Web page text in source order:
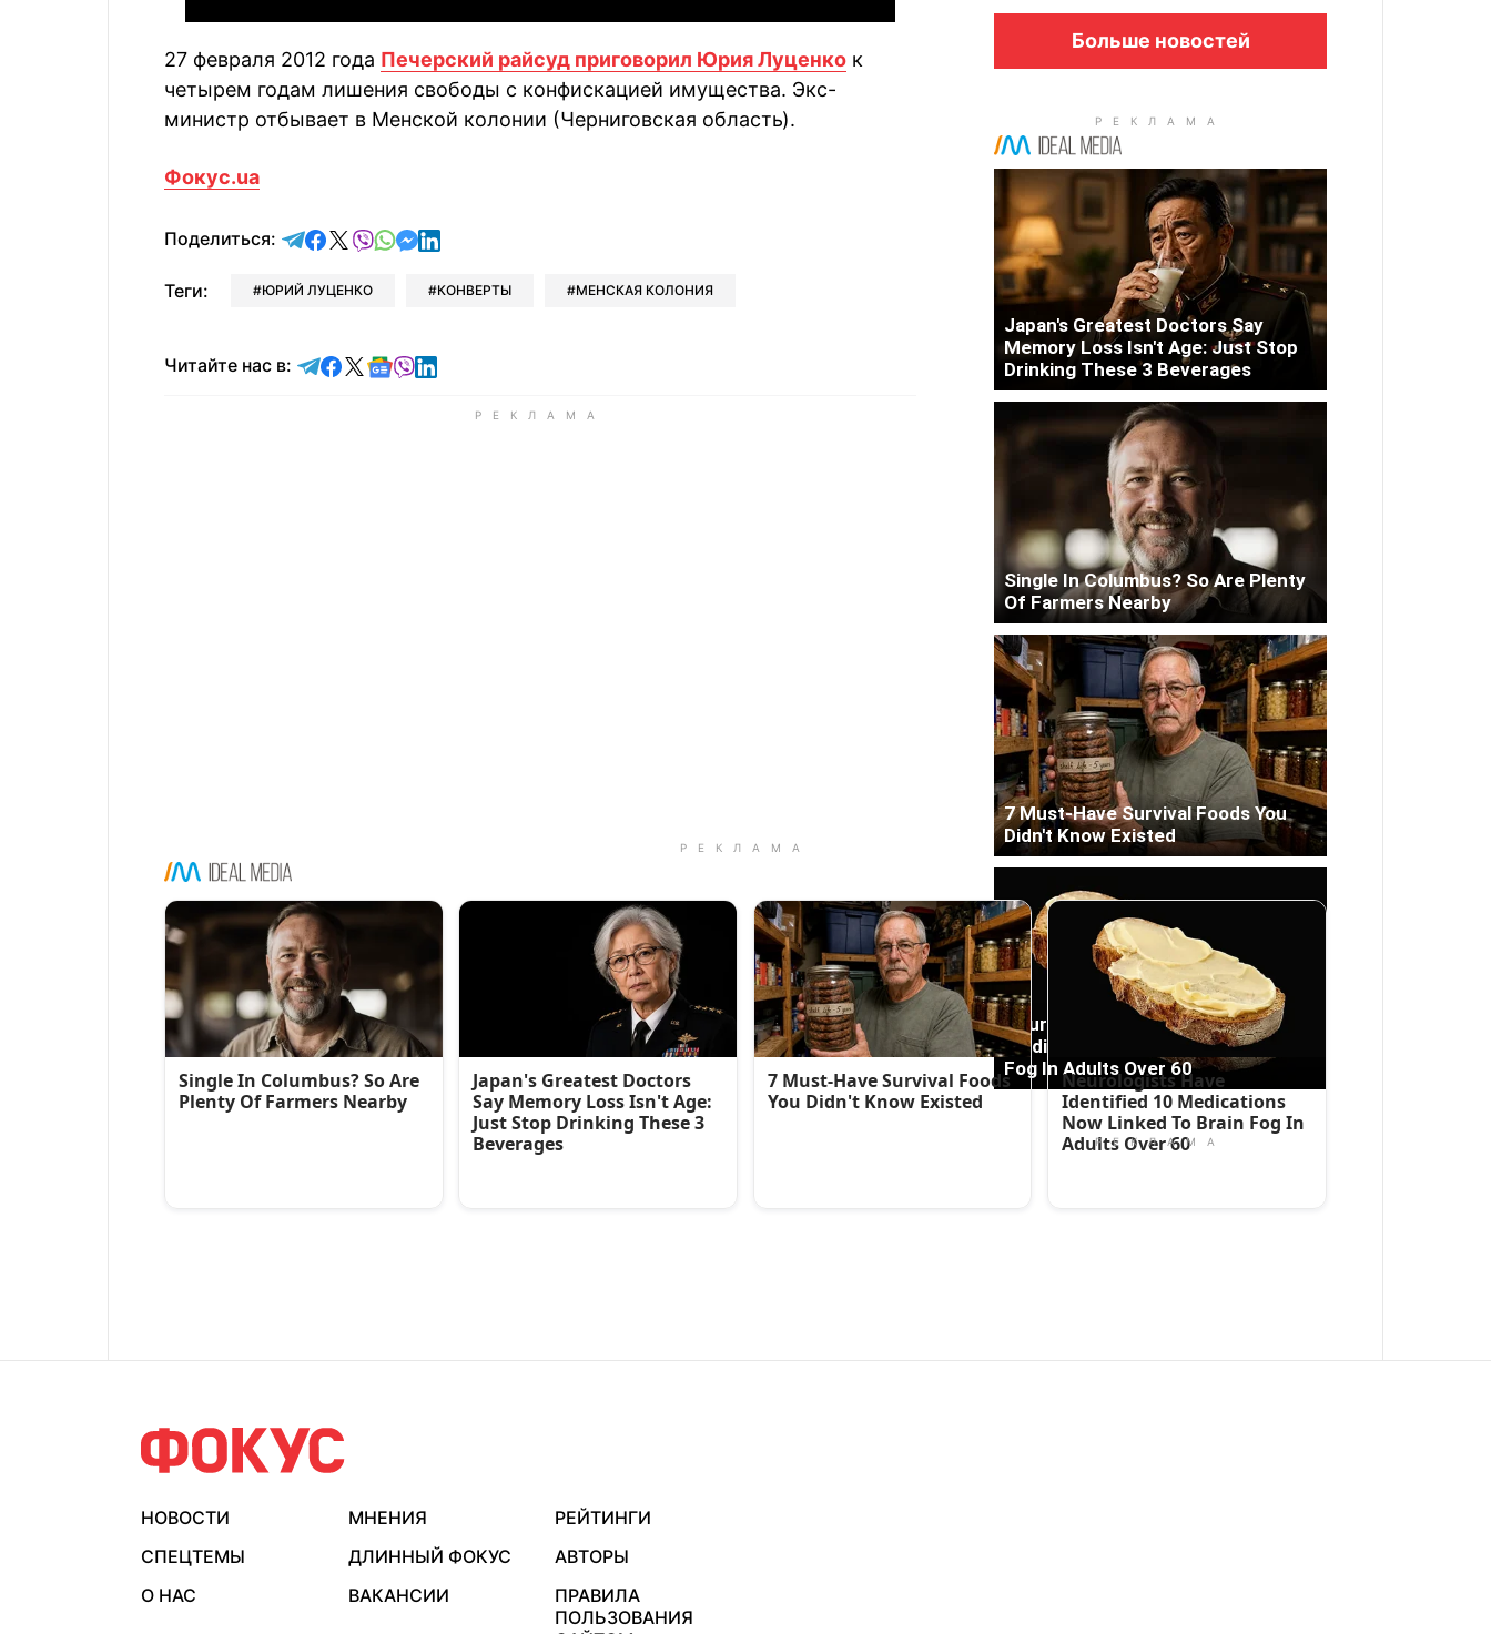
27 февраля 2012 года Печерский райсуд приговорил Юрия Луценко к
четырем годам лишения свободы с конфискацией имущества. Экс-
министр отбывает в Менской колонии (Черниговская область).
Фокус.ua
Поделиться: отправить в Telegram
поделиться в Facebook
поделиться в X
отправить в Viber
отправить в Whatsapp
отправить в Messenger
отправить в LinkedIn
Теги: ЮРИЙ ЛУЦЕНКО КОНВЕРТЫ МЕНСКАЯ КОЛОНИЯ
Читайте нас в: Читайте в Telegram
Читайте в Facebook
Читайте в X
Читайте в Google news
Читайте в Viber
Читайте в LinkedIn
Больше новостей
НОВОСТИ МНЕНИЯ
РЕЙТИНГИ
СПЕЦТЕМЫ
ДЛИННЫЙ ФОКУС
АВТОРЫ
О НАС
ВАКАНСИИ
ПРАВИЛА
ПОЛЬЗОВАНИЯ